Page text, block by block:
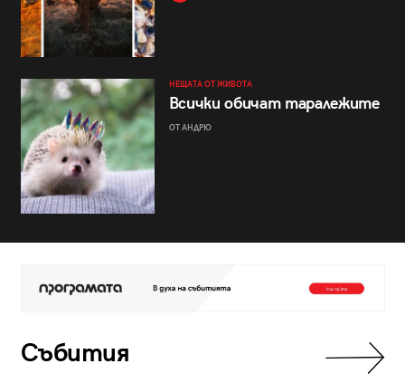
НЕЩАТА ОТ ЖИВОТА
Всички обичат таралежите
ОТ АНДРЮ
Събития